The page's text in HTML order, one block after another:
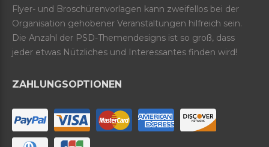
Flyer- und Broschürenvorlagen kann zweifellos bei der
Organisation gehobener Veranstaltungen hilfreich sein.
Die Anzahl der PSD-Themendesigns ist so groß, dass
jeder etwas Nützliches und Interessantes finden wird!
ZAHLUNGSOPTIONEN